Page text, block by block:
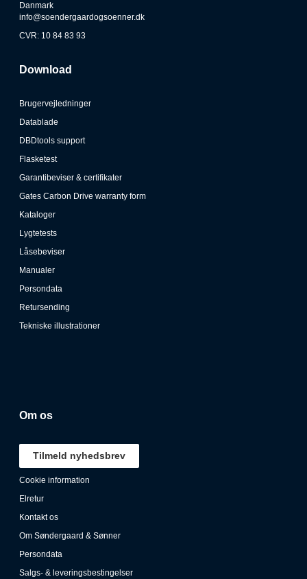
Danmark
info@soendergaardogsoenner.dk
CVR: 10 84 83 93
Download
Brugervejledninger
Datablade
DBDtools support
Flasketest
Garantibeviser & certifikater
Gates Carbon Drive warranty form
Kataloger
Lygtetests
Låsebeviser
Manualer
Persondata
Retursending
Tekniske illustrationer
Om os
Tilmeld nyhedsbrev
Cookie information
Elretur
Kontakt os
Om Søndergaard & Sønner
Persondata
Salgs- & leveringsbestingelser